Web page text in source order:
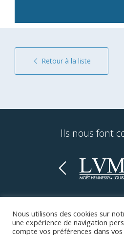
Retour à la liste
Ils nous font
©2026 Cosderma. Tous
Nous utilisons des cookies sur
une expérience de navigation
compte vos préférences dans